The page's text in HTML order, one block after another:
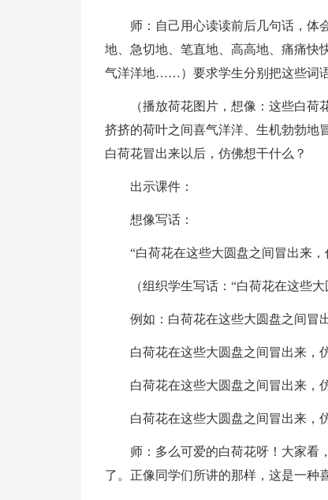
师：自己用心读读前后几句话，体
地、急切地、笔直地、高高地、痛痛快
气洋洋地……）要求学生分别把这些词
（播放荷花图片，想像：这些白
挤挤的荷叶之间喜气洋洋、生机勃勃地
白荷花冒出来以后，仿佛想干什么？
出示课件：
想像写话：
“白荷花在这些大圆盘之间冒出来，
（组织学生写话：“白荷花在这些
例如：白荷花在这些大圆盘之间冒
白荷花在这些大圆盘之间冒出来，
白荷花在这些大圆盘之间冒出来，
白荷花在这些大圆盘之间冒出来，
师：多么可爱的白荷花呀！大家看
了。正像同学们所讲的那样，这是一种